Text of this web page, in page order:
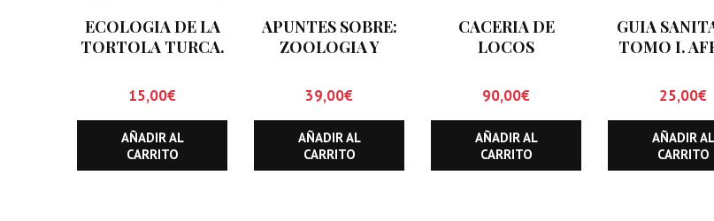
ECOLOGIA DE LA
TORTOLA TURCA.
DECAOCTO
15,00€
AÑADIR AL
CARRITO
APUNTES SOBRE:
ZOOLOGIA Y
LA E.T.S. DE
INGENIEROS DE
MONTES DE
MADRID.
SIGNIFICADO Y
39,00€
AÑADIR AL
CARRITO
CACERIA DE
LOCOS
90,00€
AÑADIR AL
CARRITO
GUIA
TOMO I.
25,00€
AÑADIR AL
CARRITO